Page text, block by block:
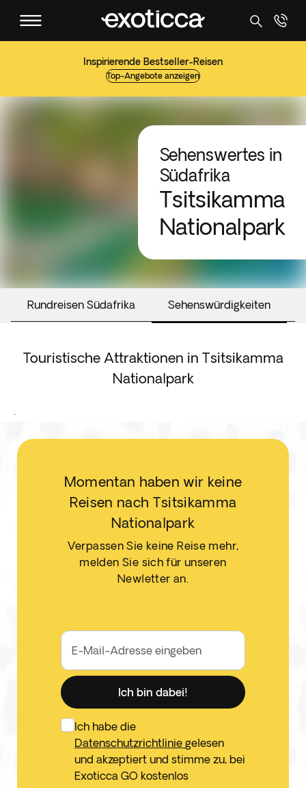
Inspirierende Bestseller-Reisen
Top-Angebote anzeigen
Sehenswertes in
Südafrika
Tsitsikamma
Nationalpark
Rundreisen Südafrika Sehenswürdigkeiten
Touristische Attraktionen in Tsitsikamma
Nationalpark
.
Momentan haben wir keine
Reisen nach Tsitsikamma
Nationalpark
Verpassen Sie keine Reise mehr,
melden Sie sich für unseren
Newletter an.
E-Mail-Adresse eingeben
Ich bin dabei!
Ich habe die
Datenschutzrichtlinie gelesen
und akzeptiert und stimme zu, bei
Exoticca GO kostenlos